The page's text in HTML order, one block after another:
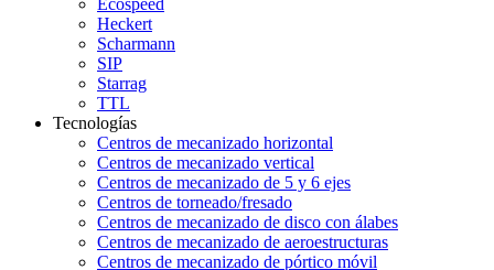
Ecospeed
Heckert
Scharmann
SIP
Starrag
TTL
Tecnologías
Centros de mecanizado horizontal
Centros de mecanizado vertical
Centros de mecanizado de 5 y 6 ejes
Centros de torneado/fresado
Centros de mecanizado de disco con álabes
Centros de mecanizado de aeroestructuras
Centros de mecanizado de pórtico móvil